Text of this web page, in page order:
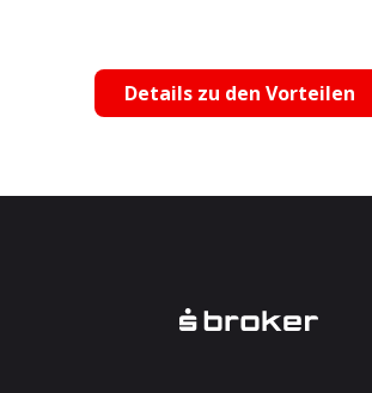
Details zu den Vorteilen